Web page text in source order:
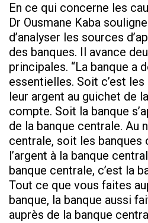
En ce qui concerne les
Dr Ousmane Kaba
d’analyser les sources
des banques. Il avance
principales. “La banque a
essentielles. Soit c’est
leur argent au guichet de
compte. Soit la banque
de la banque centrale. Au
centrale, soit les banques
l’argent à la banque
banque centrale, c’est la
Tout ce que vous faites
banque, la banque aussi
auprès de la banque